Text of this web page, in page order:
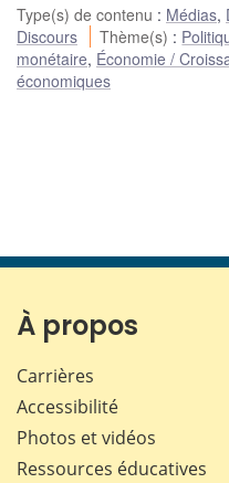
Type(s) de contenu : Médias,
Discours
Thème(s) :
monétaire, Économie /
économiques
À propos
Carrières
Accessibilité
Photos et vidéos
Ressources éducatives